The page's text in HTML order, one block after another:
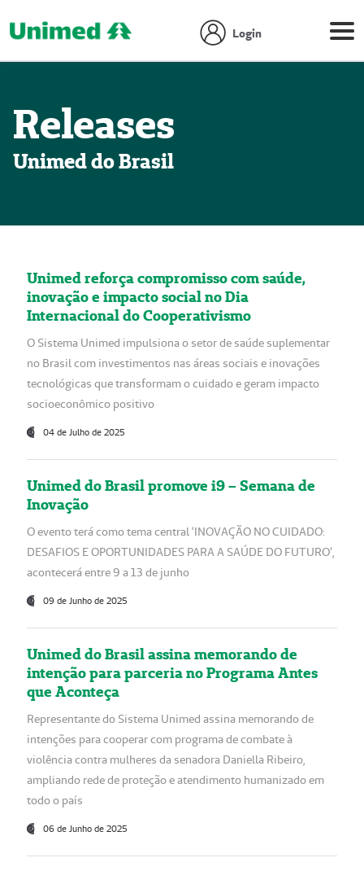
Login
Releases
Unimed do Brasil
Unimed reforça compromisso com saúde,
inovação e impacto social no Dia
Internacional do Cooperativismo
O Sistema Unimed impulsiona o setor de saúde suplementar
no Brasil com investimentos nas áreas sociais e inovações
tecnológicas que transformam o cuidado e geram impacto
socioeconômico positivo
04 de Julho de 2025
Unimed do Brasil promove i9 – Semana de
Inovação
O evento terá como tema central ‘INOVAÇÃO NO CUIDADO:
DESAFIOS E OPORTUNIDADES PARA A SAÚDE DO FUTURO’,
acontecerá entre 9 a 13 de junho
09 de Junho de 2025
Unimed do Brasil assina memorando de
intenção para parceria no Programa Antes
que Aconteça
Representante do Sistema Unimed assina memorando de
intenções para cooperar com programa de combate à
violência contra mulheres da senadora Daniella Ribeiro,
ampliando rede de proteção e atendimento humanizado em
todo o país
06 de Junho de 2025